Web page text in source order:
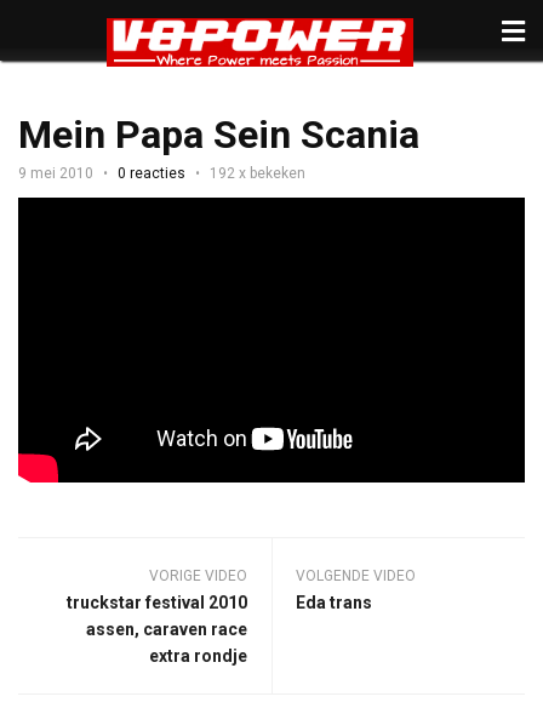
Mein Papa Sein Scania
9 mei 2010 0 reacties 192 x bekeken
VORIGE VIDEO
truckstar festival 2010
assen, caraven race
extra rondje
VOLGENDE VIDEO
Eda trans